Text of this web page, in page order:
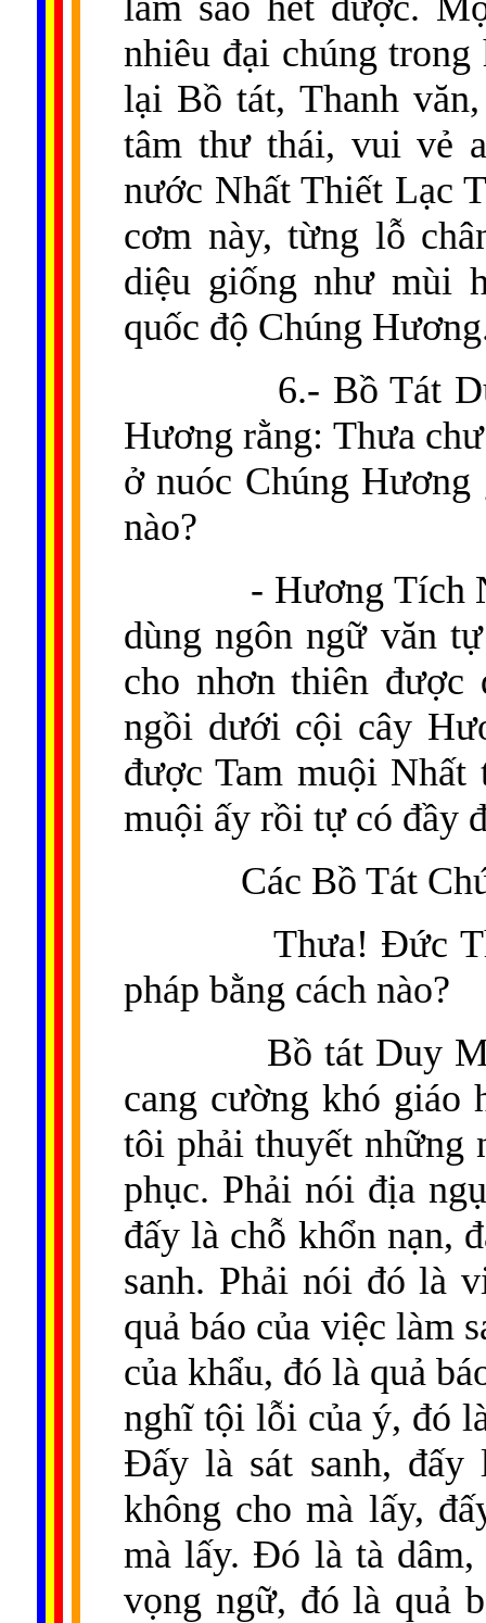
nhiêu đại chúng
lại Bồ tát, Thanh
tâm thư thái, vui vẻ
nước Nhất Thiết Lạc
cơm này, từng lỗ
diệu giống như mùi
quốc độ Chúng
6.- Bồ Tát
Hương rằng: Thưa
ở nuóc Chúng Hương
nào?
- Hương Tích
dùng ngôn ngữ văn
cho nhơn thiên
ngồi dưới cội cây
được Tam muội
muội ấy rồi tự có đầy
Các Bồ Tát
Thưa! Đức
pháp bằng cách nào?
Bồ tát Duy
cang cường khó giáo
tôi phải thuyết những
phục. Phải nói địa
đấy là chỗ khổn nạn,
sanh. Phải nói đó là
quả báo của việc làm
của khẩu, đó là quả
nghĩ tội lỗi của ý, đó
Đấy là sát sanh, đấy
không cho mà lấy,
mà lấy. Đó là tà
vọng ngữ, đó là quả